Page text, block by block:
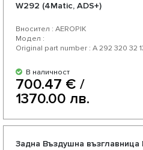
W292 (4Matic, ADS+)
Вносител : AEROPIK
Модел :
Original part number : A 292 320 32
В наличност
700.47 € /
1370.00 лв.
Задна Въздушна възглавница